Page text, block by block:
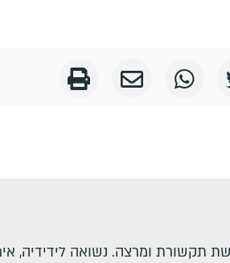
תקשורת ומרצה. נשואה לידידיה,